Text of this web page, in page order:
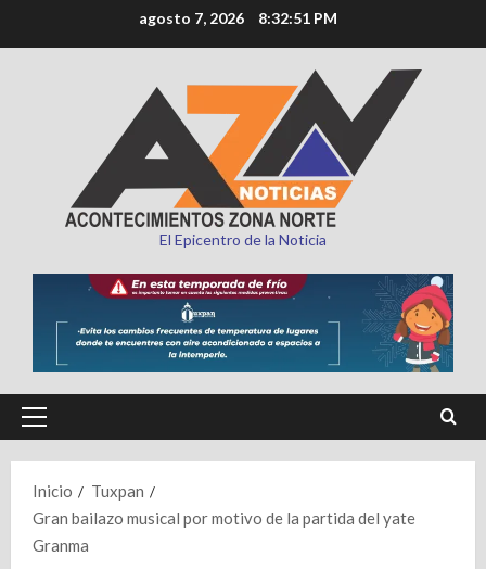
al
agosto 7, 2026 8:32:53 PM
El Epicentro de la Noticia
Menú
Inicio
Tuxpan
Gran bailazo musical por motivo de la partida del yate
Granma